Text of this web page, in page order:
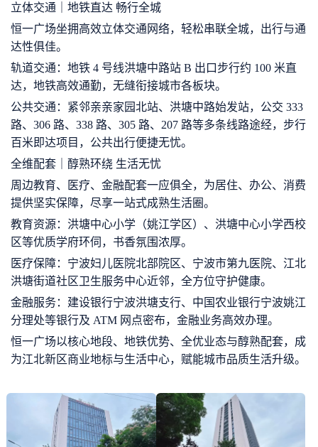
立体交通｜地铁直达 畅行全城
恒一广场坐拥高效立体交通网络，轻松串联全城，出行与通
达性俱佳。
轨道交通：地铁 4 号线洪塘中路站 B 出口步行约 100 米直
达，地铁高效通勤，无缝衔接城市各板块。
公共交通：紧邻亲亲家园北站、洪塘中路始发站，公交 333
路、306 路、338 路、305 路、207 路等多条线路途经，步行
百米即达项目，公共出行便捷无忧。
全维配套｜醇熟环绕 生活无忧
周边教育、医疗、金融配套一应俱全，为居住、办公、消费
提供坚实保障，尽享一站式成熟生活圈。
教育资源：洪塘中心小学（姚江学区）、洪塘中心小学西校
区等优质学府环伺，书香氛围浓厚。
医疗保障：宁波妇儿医院北部院区、宁波市第九医院、江北
洪塘街道社区卫生服务中心近邻，全方位守护健康。
金融服务：建设银行宁波洪塘支行、中国农业银行宁波姚江
分理处等银行及 ATM 网点密布，金融业务高效办理。
恒一广场以核心地段、地铁优势、全优业态与醇熟配套，成
为江北新区商业地标与生活中心，赋能城市品质生活升级。